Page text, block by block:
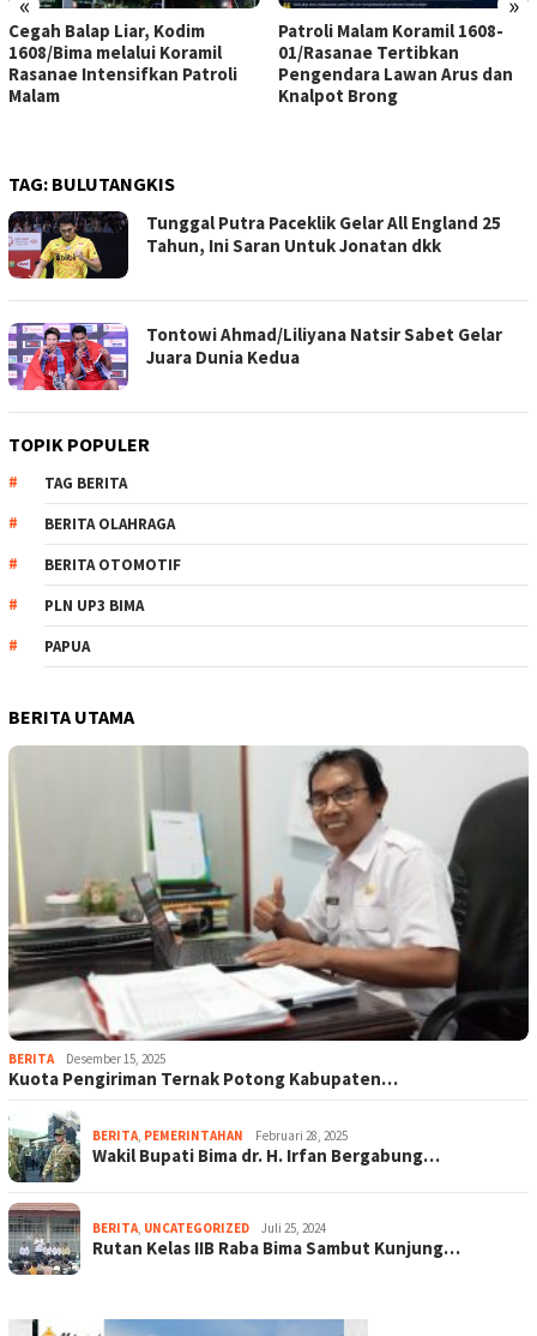
Cegah Balap Liar, Kodim
1608/Bima melalui Koramil
Rasanae Intensifkan Patroli
Malam
Patroli Malam Koramil 1608-
01/Rasanae Tertibkan
Pengendara Lawan Arus dan
Knalpot Brong
TAG: BULUTANGKIS
Tunggal Putra Paceklik Gelar All England 25
Tahun, Ini Saran Untuk Jonatan dkk
Tontowi Ahmad/Liliyana Natsir Sabet Gelar
Juara Dunia Kedua
TOPIK POPULER
TAG BERITA
BERITA OLAHRAGA
BERITA OTOMOTIF
PLN UP3 BIMA
PAPUA
BERITA UTAMA
BERITA Desember 15, 2025
Kuota Pengiriman Ternak Potong Kabupaten…
BERITA, PEMERINTAHAN Februari 28, 2025
Wakil Bupati Bima dr. H. Irfan Bergabung…
BERITA, UNCATEGORIZED Juli 25, 2024
Rutan Kelas IIB Raba Bima Sambut Kunjung…